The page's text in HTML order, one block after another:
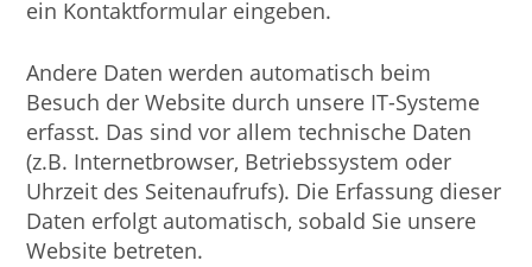
ein Kontaktformular eingeben.
Andere Daten werden automatisch beim
Besuch der Website durch unsere IT-Systeme
erfasst. Das sind vor allem technische Daten
(z.B. Internetbrowser, Betriebssystem oder
Uhrzeit des Seitenaufrufs). Die Erfassung dieser
Daten erfolgt automatisch, sobald Sie unsere
Website betreten.